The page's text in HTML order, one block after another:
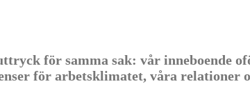
för samma sak: vår inneboende
för arbetsklimatet, våra relationer